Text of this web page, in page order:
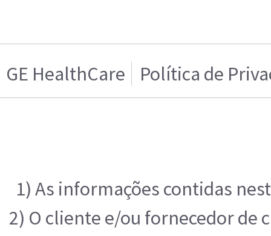
GE HealthCare Política de
1) As informações contidas
2) O cliente e/ou fornecedor de